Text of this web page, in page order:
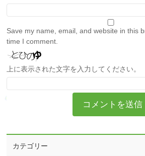
Save my name, email, and website in this
time I comment.
上に表示された文字を入力してください。
カテゴリー